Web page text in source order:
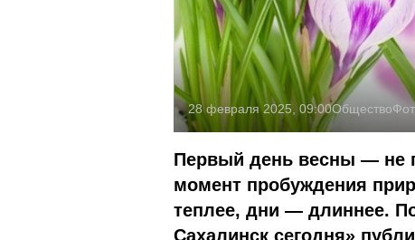
28 февраля 2025, 09:00Общество
Первый день весны — не
момент пробуждения
теплее, дни — длиннее.
Сахалинск сегодня»